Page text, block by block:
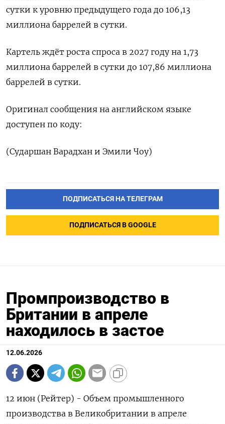
сутки к уровню предыдущего года до 106,13
миллиона баррелей ‌в сутки.
Картель ждёт роста спроса в 2027 году на 1,73
миллиона баррелей в сутки до ​107,86 миллиона
баррелей в сутки.
Оригинал сообщения на английском языке
‌доступен по коду:
(Сударшан Варадхан и Эмили Чоу)
ПОДПИСАТЬСЯ НА ТЕЛЕГРАМ
ПОДПИСАТЬСЯ В GOOGLE
Промпроизводство в
Британии в апреле
находилось в застое
12.06.2026
12 июн (Рейтер) - Объем промышленного
‌производства в Великобритании ​в апреле ​